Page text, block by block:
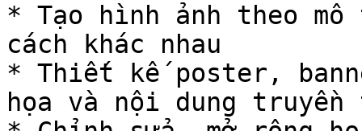
* Tạo hình ảnh theo
cách khác nhau
* Thiết kế poster,
họa và nội dung truyền